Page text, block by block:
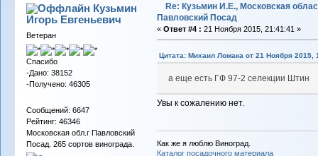
Кузьмин
Игорь Евгеньевич
Ветеран
Спасибо
-Дано: 38152
-Получено: 46305
Сообщений: 6647
Рейтинг: 46346
Московская обл.г Павловский
Посад. 265 сортов винограда.
Re: Кузьмин И.Е., Московская
Павловский Посад
« Ответ #4 : 21 Ноября 2015, 21:41:41 »
Цитата: Михаил Ломака от 21 Ноября 2015,
а еще есть ГФ 97-2 селекции Штин
Увы к сожалению нет.
Как же я люблю Виноград.
Каталог посадочного материала